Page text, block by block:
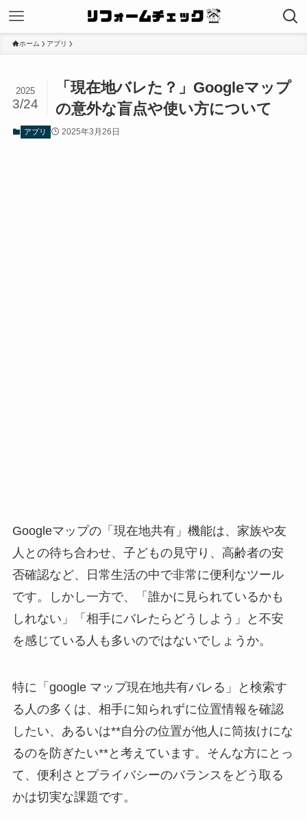
ホーム アプリ
「現在地バレた？」Googleマップ
の意外な盲点や使い方について
2025
3/24
アプリ 2025年3月26日
Googleマップの「現在地共有」機能は、家族や友
人との待ち合わせ、子どもの見守り、高齢者の安
否確認など、日常生活の中で非常に便利なツール
です。しかし一方で、「誰かに見られているかも
しれない」「相手にバレたらどうしよう」と不安
を感じている人も多いのではないでしょうか。
特に「google マップ現在地共有バレる」と検索す
る人の多くは、相手に知られずに位置情報を確認
したい、あるいは**自分の位置が他人に筒抜けにな
るのを防ぎたい**と考えています。そんな方にとっ
て、便利さとプライバシーのバランスをどう取る
かは切実な課題です。